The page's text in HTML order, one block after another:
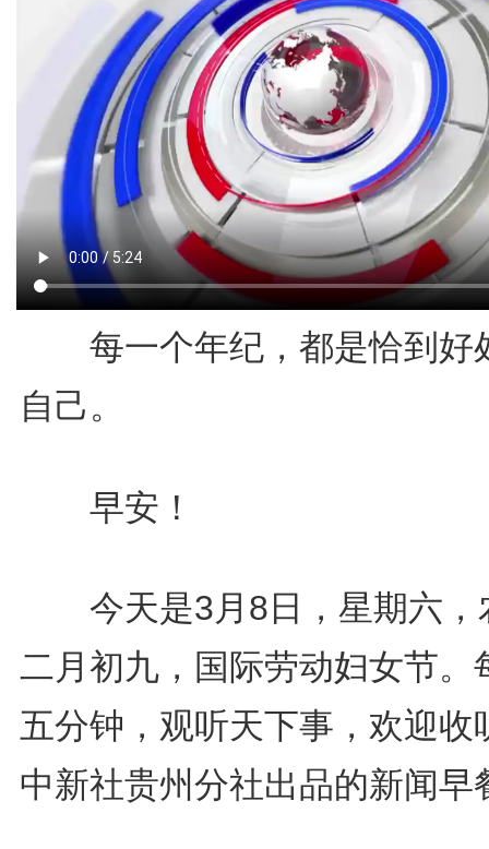
每一个年纪，都是恰到好
自己。
早安！
今天是3月8日，星期六，
二月初九，国际劳动妇女节。
五分钟，观听天下事，欢迎收
中新社贵州分社出品的新闻早